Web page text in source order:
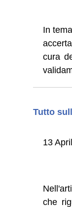
In
cura
Tutto
13
che